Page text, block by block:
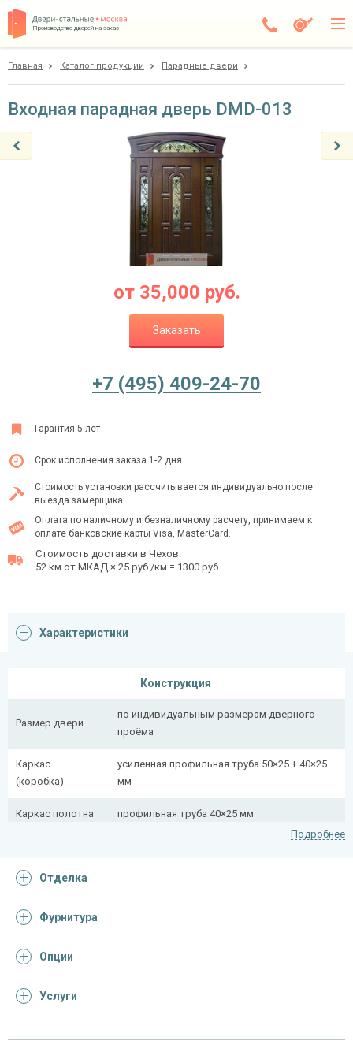
Производство дверей на заказ
О компании
+7 (495) 409-24-70
Главная Каталог продукции Парадные двери
Входная парадная дверь DMD-013
от 35,000 руб.
Заказать
+7 (495) 409-24-70
Гарантия 5 лет
Срок исполнения заказа 1-2 дня
Стоимость установки рассчитывается индивидуально после
выезда замерщика.
Оплата по наличному и безналичному расчету, принимаем к
оплате банковские карты Visa, MasterCard.
Стоимость доставки в Чехов:
52 км от МКАД × 25 руб./км = 1300 руб.
Характеристики
Конструкция
Размер двери
по индивидуальным размерам дверного
проёма
Каркас
(коробка)
усиленная профильная труба 50×25 + 40×25
мм
Каркас полотна профильная труба 40×25 мм
Притворная
Ребра жесткости
Подробнее
Отделка
Фурнитура
Опции
Услуги